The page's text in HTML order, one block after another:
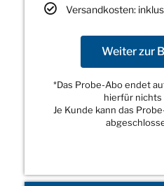
Versandkosten:
Weiter zur
*Das Probe-Abo endet
hierfür nichts
Je Kunde kann das